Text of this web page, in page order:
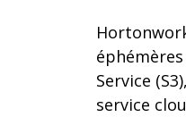
Service
service